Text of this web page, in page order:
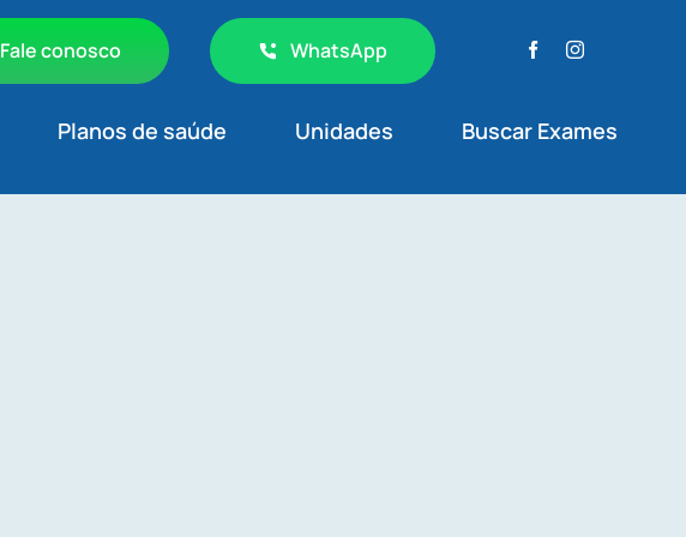
Fale conosco WhatsApp
Planos de saúde Unidades Buscar Exames